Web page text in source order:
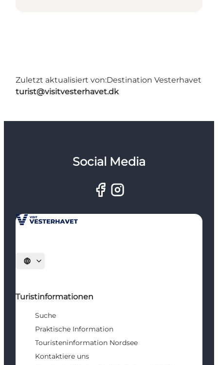
Zuletzt aktualisiert von:Destination Vesterhavet
turist@visitvesterhavet.dk
Social Media
Sprache auswählen
Turistinformationen
Suche
Praktische Information
Touristeninformation Nordsee
Kontaktiere uns